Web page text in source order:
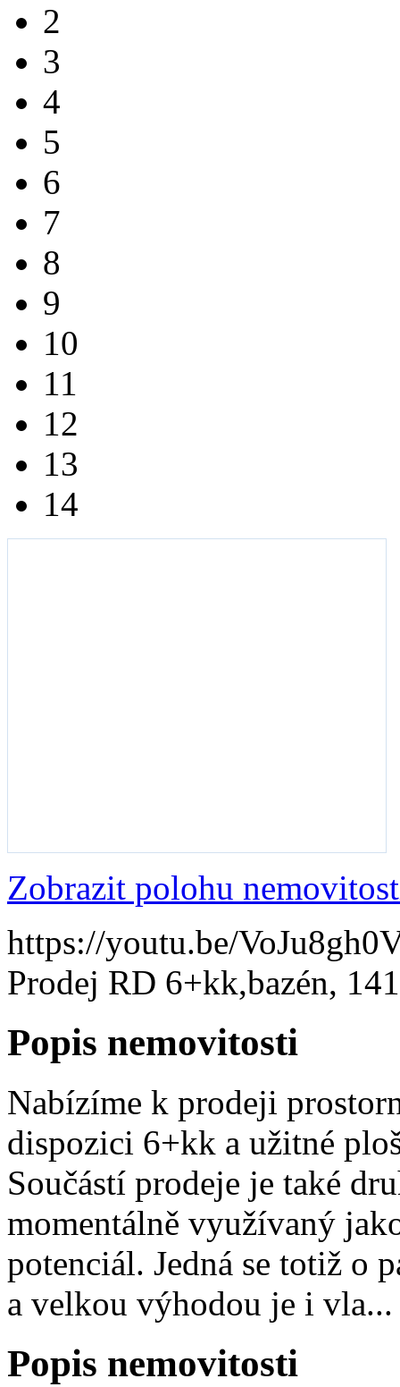
2
3
4
5
6
7
8
9
10
11
12
13
14
Zobrazit polohu
https://youtu.be/
Prodej RD 6+kk,bazén,
Popis nemovitosti
Nabízíme k prodeji
dispozici 6+kk a užitné
Součástí prodeje je také
momentálně využívaný
potenciál. Jedná se totiž o
a velkou výhodou je i vla...
Popis nemovitosti